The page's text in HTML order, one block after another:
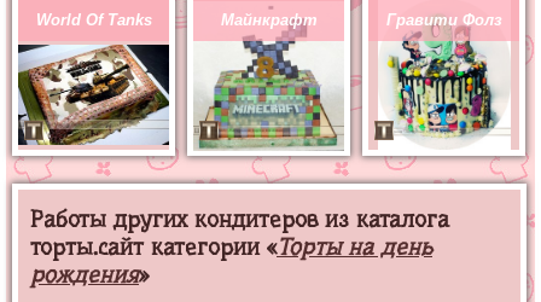
World Of Tanks Майнкрафт Гравити Фолз
Работы других кондитеров из каталога
торты.сайт категории «Торты на день
рождения»